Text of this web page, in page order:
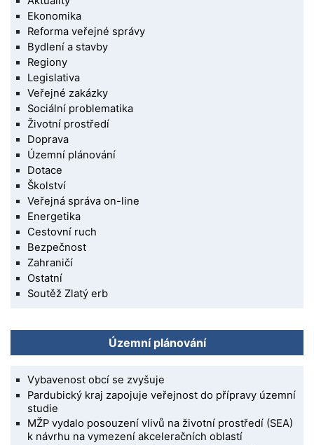
Ekonomika
Reforma veřejné správy
Bydlení a stavby
Regiony
Legislativa
Veřejné zakázky
Sociální problematika
Životní prostředí
Doprava
Územní plánování
Dotace
Školství
Veřejná správa on-line
Energetika
Cestovní ruch
Bezpečnost
Zahraničí
Ostatní
Soutěž Zlatý erb
Územní plánování
Vybavenost obcí se zvyšuje
Pardubický kraj zapojuje veřejnost do přípravy územní
studie
MŽP vydalo posouzení vlivů na životní prostředí (SEA)
k návrhu na vymezení akceleračních oblastí